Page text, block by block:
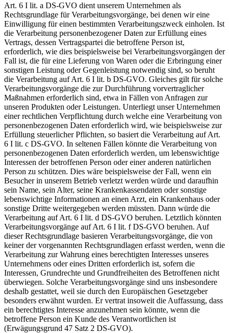
Art. 6 I lit. a DS-GVO dient unserem Unternehmen als
Rechtsgrundlage für Verarbeitungsvorgänge, bei denen wir eine
Einwilligung für einen bestimmten Verarbeitungszweck einholen. Ist
die Verarbeitung personenbezogener Daten zur Erfüllung eines
Vertrags, dessen Vertragspartei die betroffene Person ist,
erforderlich, wie dies beispielsweise bei Verarbeitungsvorgängen der
Fall ist, die für eine Lieferung von Waren oder die Erbringung einer
sonstigen Leistung oder Gegenleistung notwendig sind, so beruht
die Verarbeitung auf Art. 6 I lit. b DS-GVO. Gleiches gilt für solche
Verarbeitungsvorgänge die zur Durchführung vorvertraglicher
Maßnahmen erforderlich sind, etwa in Fällen von Anfragen zur
unseren Produkten oder Leistungen. Unterliegt unser Unternehmen
einer rechtlichen Verpflichtung durch welche eine Verarbeitung von
personenbezogenen Daten erforderlich wird, wie beispielsweise zur
Erfüllung steuerlicher Pflichten, so basiert die Verarbeitung auf Art.
6 I lit. c DS-GVO. In seltenen Fällen könnte die Verarbeitung von
personenbezogenen Daten erforderlich werden, um lebenswichtige
Interessen der betroffenen Person oder einer anderen natürlichen
Person zu schützen. Dies wäre beispielsweise der Fall, wenn ein
Besucher in unserem Betrieb verletzt werden würde und daraufhin
sein Name, sein Alter, seine Krankenkassendaten oder sonstige
lebenswichtige Informationen an einen Arzt, ein Krankenhaus oder
sonstige Dritte weitergegeben werden müssten. Dann würde die
Verarbeitung auf Art. 6 I lit. d DS-GVO beruhen. Letztlich könnten
Verarbeitungsvorgänge auf Art. 6 I lit. f DS-GVO beruhen. Auf
dieser Rechtsgrundlage basieren Verarbeitungsvorgänge, die von
keiner der vorgenannten Rechtsgrundlagen erfasst werden, wenn die
Verarbeitung zur Wahrung eines berechtigten Interesses unseres
Unternehmens oder eines Dritten erforderlich ist, sofern die
Interessen, Grundrechte und Grundfreiheiten des Betroffenen nicht
überwiegen. Solche Verarbeitungsvorgänge sind uns insbesondere
deshalb gestattet, weil sie durch den Europäischen Gesetzgeber
besonders erwähnt wurden. Er vertrat insoweit die Auffassung, dass
ein berechtigtes Interesse anzunehmen sein könnte, wenn die
betroffene Person ein Kunde des Verantwortlichen ist
(Erwägungsgrund 47 Satz 2 DS-GVO).